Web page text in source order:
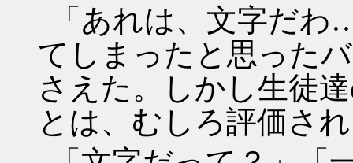
「あれは、文字だ
てしまったと思った
さえた。しかし生徒
とは、むしろ評価さ